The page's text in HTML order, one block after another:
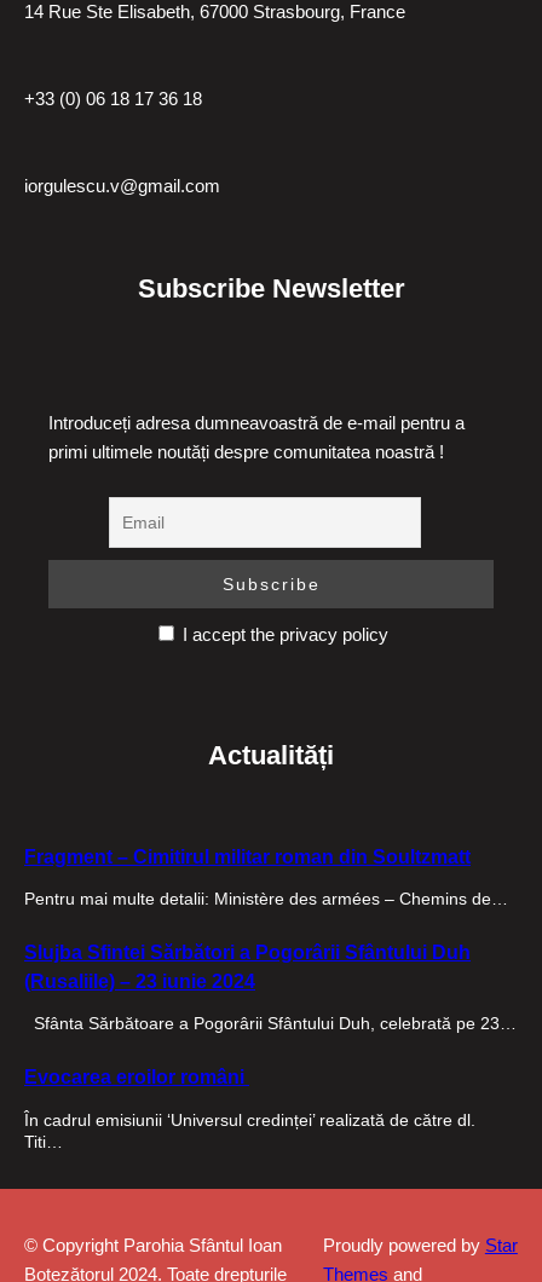
14 Rue Ste Elisabeth, 67000 Strasbourg, France
+33 (0) 06 18 17 36 18
iorgulescu.v@gmail.com
Subscribe Newsletter
Introduceți adresa dumneavoastră de e-mail pentru a
primi ultimele noutăți despre comunitatea noastră !
I accept the privacy policy
Actualități
Fragment – Cimitirul militar roman din Soultzmatt
Pentru mai multe detalii: Ministère des armées – Chemins de…
Slujba Sfintei Sărbători a Pogorârii Sfântului Duh
(Rusaliile) – 23 iunie 2024
Sfânta Sărbătoare a Pogorârii Sfântului Duh, celebrată pe 23…
Evocarea eroilor români
În cadrul emisiunii ‘Universul credinței’ realizată de către dl.
Titi…
© Copyright Parohia Sfântul Ioan
Botezătorul 2024. Toate drepturile
Proudly powered by Star
Themes and